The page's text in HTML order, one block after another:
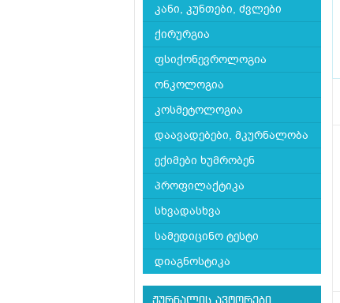
კანი, კუნთები, ძვლები
ქირურგია
ფსიქონევროლოგია
ონკოლოგია
კოსმეტოლოგია
დაავადებები, მკურნალობა
ექიმები ხუმრობენ
პროფილაქტიკა
სხვადასხვა
სამედიცინო ტესტი
დიაგნოსტიკა
ჟურნალის ავტორები